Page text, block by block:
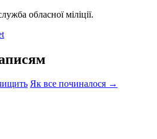
обласної міліції.
Як все починалося →